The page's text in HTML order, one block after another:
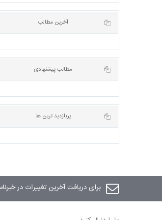
آخرین مطالب
مطالب پیشنهادی
پربازدید ترین ها
برای دریافت آخرین تغییرات در